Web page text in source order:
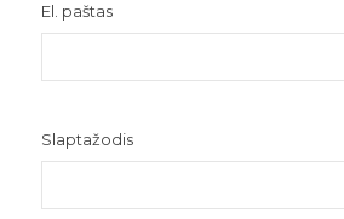
El. paštas
Slaptažodis